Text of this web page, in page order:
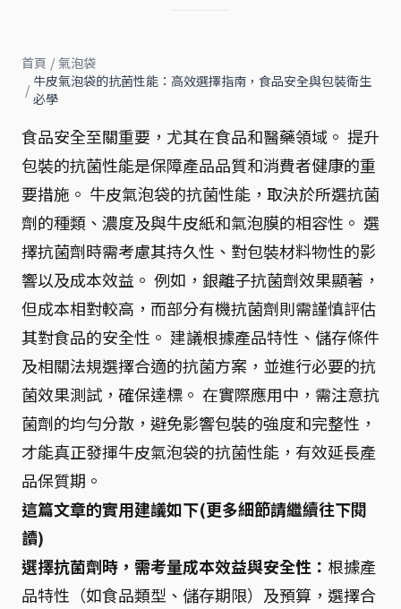
首頁 / 氣泡袋
/ 牛皮氣泡袋的抗菌性能：高效選擇指南，食品安全與包裝衛生
必學
食品安全至關重要，尤其在食品和醫藥領域。 提升
包裝的抗菌性能是保障產品品質和消費者健康的重
要措施。 牛皮氣泡袋的抗菌性能，取決於所選抗菌
劑的種類、濃度及與牛皮紙和氣泡膜的相容性。 選
擇抗菌劑時需考慮其持久性、對包裝材料物性的影
響以及成本效益。 例如，銀離子抗菌劑效果顯著，
但成本相對較高，而部分有機抗菌劑則需謹慎評估
其對食品的安全性。 建議根據產品特性、儲存條件
及相關法規選擇合適的抗菌方案，並進行必要的抗
菌效果測試，確保達標。 在實際應用中，需注意抗
菌劑的均勻分散，避免影響包裝的強度和完整性，
才能真正發揮牛皮氣泡袋的抗菌性能，有效延長產
品保質期。
這篇文章的實用建議如下(更多細節請繼續往下閱
讀)
選擇抗菌劑時，需考量成本效益與安全性： 根據產
品特性（如食品類型、儲存期限）及預算，選擇合